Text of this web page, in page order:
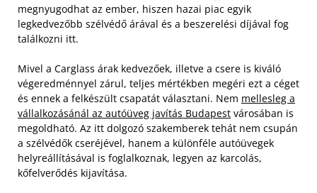
megnyugodhat az ember, hiszen hazai piac egyik
legkedvezőbb szélvédő árával és a beszerelési díjával fog
találkozni itt.
Mivel a Carglass árak kedvezőek, illetve a csere is kiváló
végeredménnyel zárul, teljes mértékben megéri ezt a céget
és ennek a felkészült csapatát választani. Nem mellesleg a
vállalkozásánál az autóüveg javítás Budapest városában is
megoldható. Az itt dolgozó szakemberek tehát nem csupán
a szélvédők cseréjével, hanem a különféle autóüvegek
helyreállításával is foglalkoznak, legyen az karcolás,
kőfelverődés kijavítása.